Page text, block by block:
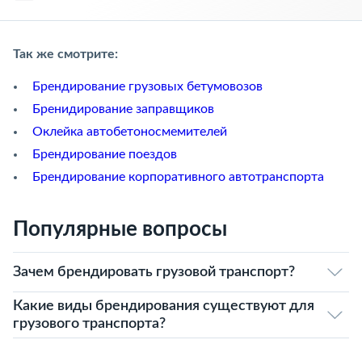
Так же смотрите:
Брендирование грузовых бетумовозов
Бренидирование заправщиков
Оклейка автобетоносмемителей
Брендирование поездов
Брендирование корпоративного автотранспорта
Популярные вопросы
Зачем брендировать грузовой транспорт?
Какие виды брендирования существуют для
грузового транспорта?